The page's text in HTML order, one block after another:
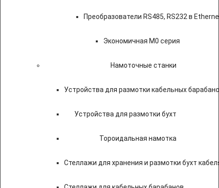
Преобразователи RS485, RS232 в
Экономичная M0 серия
Намоточные станки
Устройства для размотки кабельных
Устройства для размотки бухт
Тороидальная намотка
Стеллажи для хранения и размотки бухт